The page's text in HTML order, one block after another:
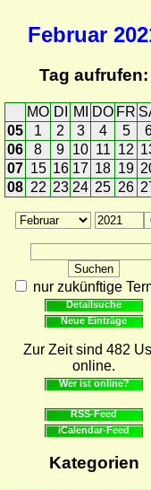
Februar
Tag aufrufen:
MO DI MI DO FR
05
1 2 3 4 5
06
8 9 10 11 12
07 15 16 17 18 19
08 22 23 24 25 26
nur zukünftige
Detailsuche
Neue Einträge
Zur Zeit sind 482
online.
Wer ist online?
RSS-Feed
iCalendar-Feed
Kategorien